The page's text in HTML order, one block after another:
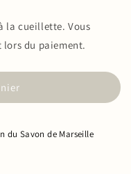
la cueillette. Vous
du paiement.
du Savon de Marseille